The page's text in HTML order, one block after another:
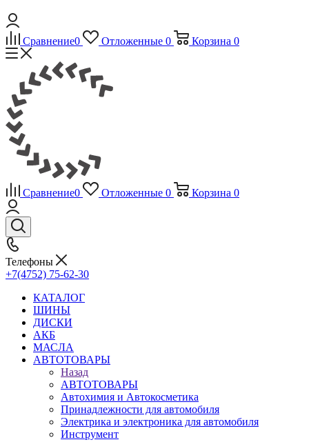
Сравнение0 Отложенные 0 Корзина 0
Сравнение0 Отложенные 0 Корзина 0
Телефоны
+7(4752) 75-62-30
КАТАЛОГ
ШИНЫ
ДИСКИ
АКБ
МАСЛА
АВТОТОВАРЫ
Назад
АВТОТОВАРЫ
Автохимия и Автокосметика
Принадлежности для автомобиля
Электрика и электроника для автомобиля
Инструмент